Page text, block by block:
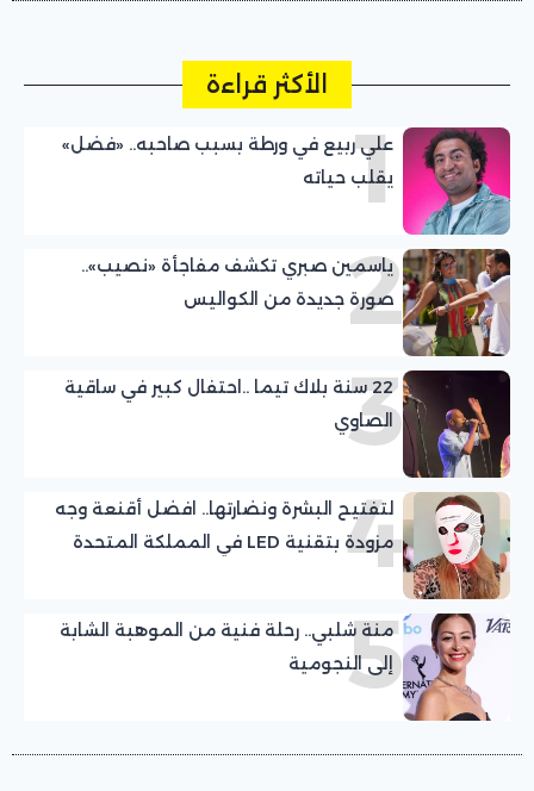
الأكثر قراءة
1
علي ربيع في ورطة بسبب صاحبه.. «فضل»
يقلب حياته
2
ياسمين صبري تكشف مفاجأة «نصيب»..
صورة جديدة من الكواليس
322 سنة بلاك تيما ..احتفال كبير في ساقية
الصاوي
4
لتفتيح البشرة ونضارتها.. افضل أقنعة وجه
مزودة بتقنية LED في المملكة المتحدة
5
منة شلبي.. رحلة فنية من الموهبة الشابة
إلى النجومية